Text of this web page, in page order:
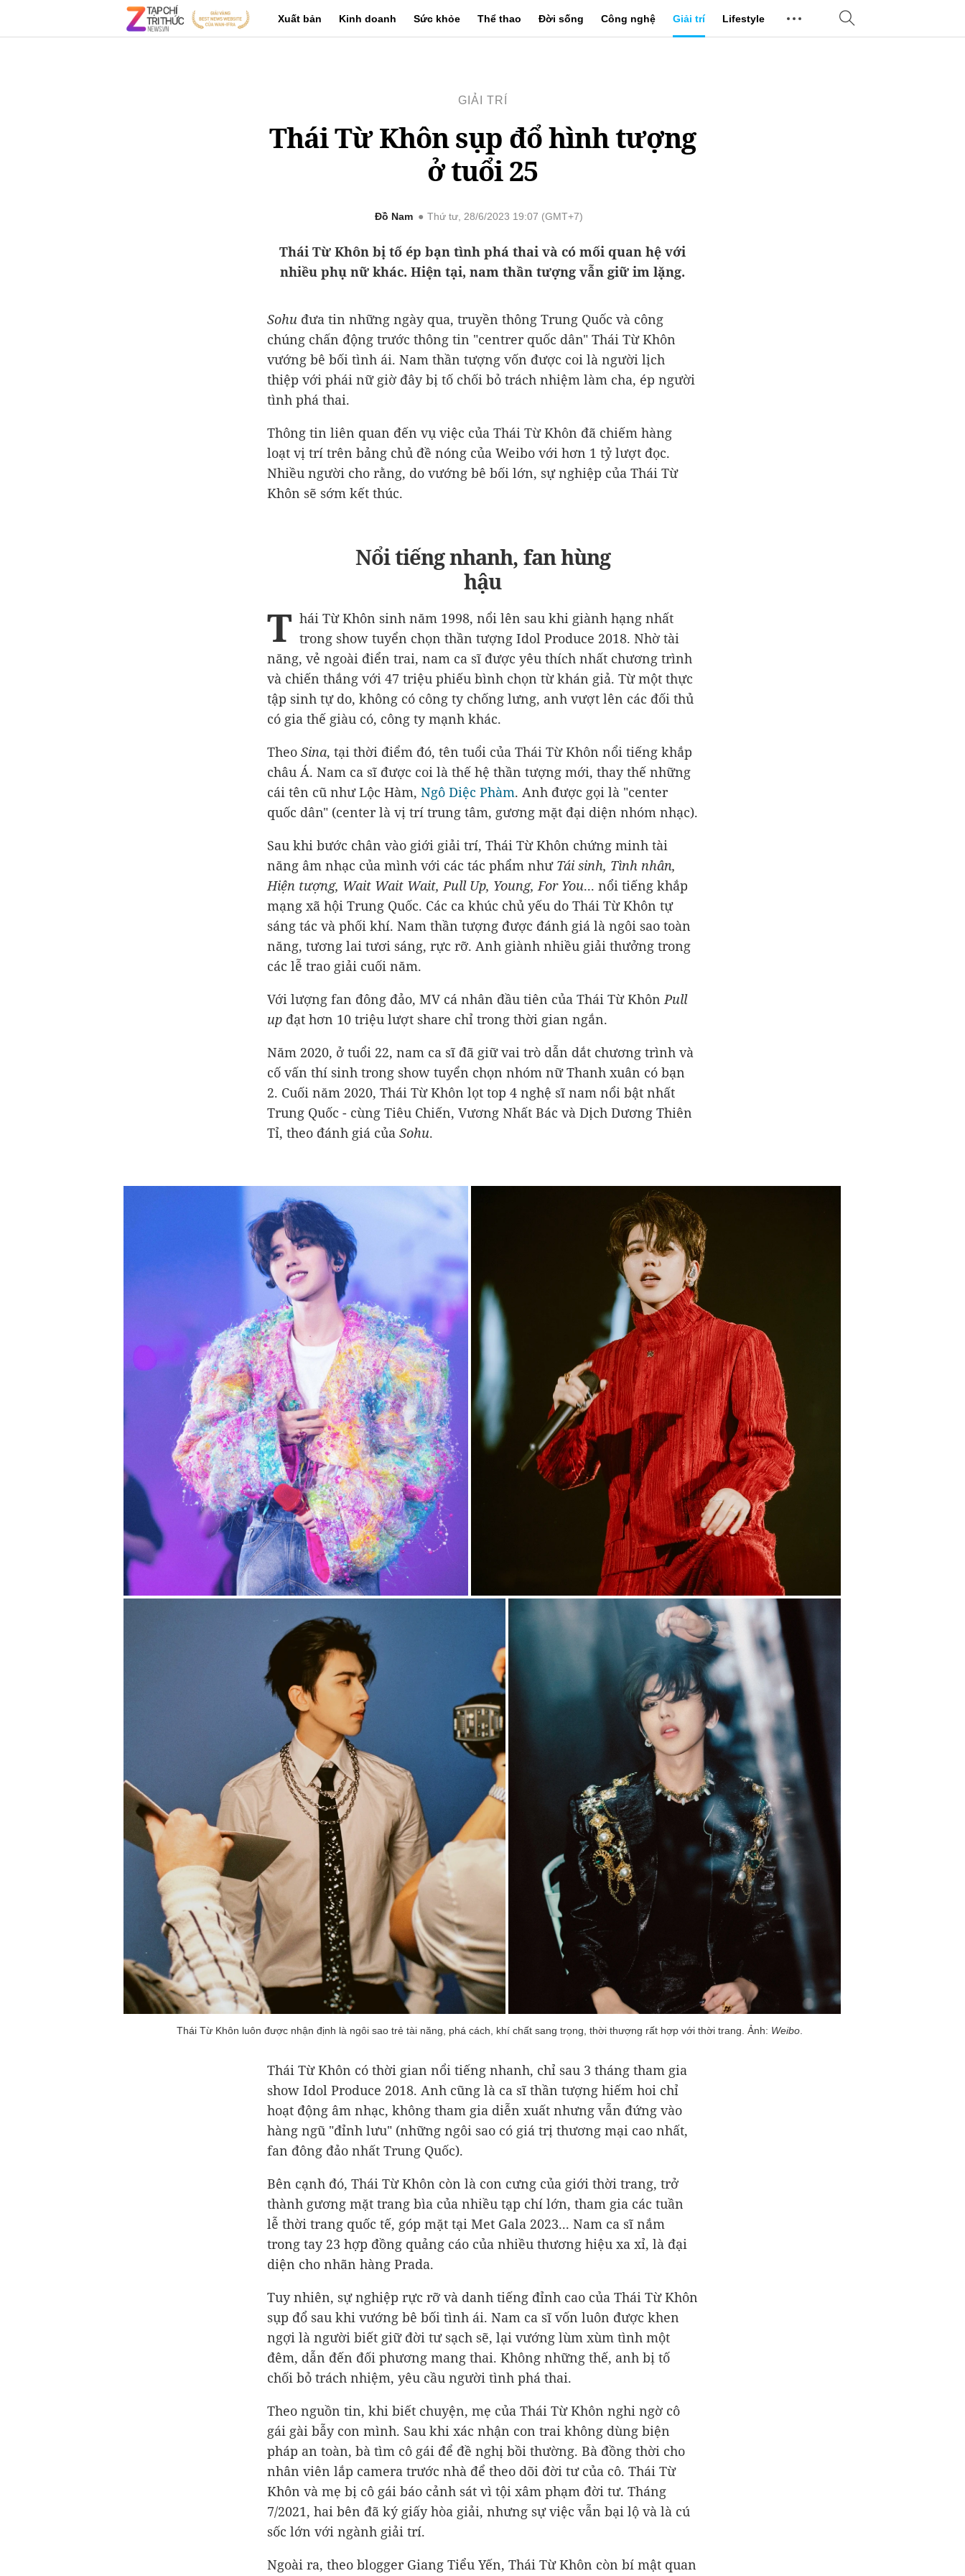
Xuất bản Kinh doanh Sức khỏe Thể thao Đời sống Công nghệ Giải trí Lifestyle
GIẢI TRÍ
Thái Từ Khôn sụp đổ hình tượng
ở tuổi 25
Đồ Nam Thứ tư, 28/6/2023 19:07 (GMT+7)
Thái Từ Khôn bị tố ép bạn tình phá thai và có mối quan hệ với
nhiều phụ nữ khác. Hiện tại, nam thần tượng vẫn giữ im lặng.
Sohu đưa tin những ngày qua, truyền thông Trung Quốc và công
chúng chấn động trước thông tin "centrer quốc dân" Thái Từ Khôn
vướng bê bối tình ái. Nam thần tượng vốn được coi là người lịch
thiệp với phái nữ giờ đây bị tố chối bỏ trách nhiệm làm cha, ép người
tình phá thai.
Thông tin liên quan đến vụ việc của Thái Từ Khôn đã chiếm hàng
loạt vị trí trên bảng chủ đề nóng của Weibo với hơn 1 tỷ lượt đọc.
Nhiều người cho rằng, do vướng bê bối lớn, sự nghiệp của Thái Từ
Khôn sẽ sớm kết thúc.
Nổi tiếng nhanh, fan hùng
hậu
T hái Từ Khôn sinh năm 1998, nổi lên sau khi giành hạng nhất
trong show tuyển chọn thần tượng Idol Produce 2018. Nhờ tài
năng, vẻ ngoài điển trai, nam ca sĩ được yêu thích nhất chương trình
và chiến thắng với 47 triệu phiếu bình chọn từ khán giả. Từ một thực
tập sinh tự do, không có công ty chống lưng, anh vượt lên các đối thủ
có gia thế giàu có, công ty mạnh khác.
Theo Sina, tại thời điểm đó, tên tuổi của Thái Từ Khôn nổi tiếng khắp
châu Á. Nam ca sĩ được coi là thế hệ thần tượng mới, thay thế những
cái tên cũ như Lộc Hàm, Ngô Diệc Phàm. Anh được gọi là "center
quốc dân" (center là vị trí trung tâm, gương mặt đại diện nhóm nhạc).
Sau khi bước chân vào giới giải trí, Thái Từ Khôn chứng minh tài
năng âm nhạc của mình với các tác phẩm như Tái sinh, Tình nhân,
Hiện tượng, Wait Wait Wait, Pull Up, Young, For You... nổi tiếng khắp
mạng xã hội Trung Quốc. Các ca khúc chủ yếu do Thái Từ Khôn tự
sáng tác và phối khí. Nam thần tượng được đánh giá là ngôi sao toàn
năng, tương lai tươi sáng, rực rỡ. Anh giành nhiều giải thưởng trong
các lễ trao giải cuối năm.
Với lượng fan đông đảo, MV cá nhân đầu tiên của Thái Từ KhônPull
up đạt hơn 10 triệu lượt share chỉ trong thời gian ngắn.
Năm 2020, ở tuổi 22, nam ca sĩ đã giữ vai trò dẫn dắt chương trình và
cố vấn thí sinh trong show tuyển chọn nhóm nữ Thanh xuân có bạn
2. Cuối năm 2020, Thái Từ Khôn lọt top 4 nghệ sĩ nam nổi bật nhất
Trung Quốc - cùng Tiêu Chiến, Vương Nhất Bác và Dịch Dương Thiên
Tỉ, theo đánh giá của Sohu.
Thái Từ Khôn luôn được nhận định là ngôi sao trẻ tài năng, phá cách, khí chất sang trọng, thời thượng rất hợp với thời trang. Ảnh: Weibo
Thái Từ Khôn có thời gian nổi tiếng nhanh, chỉ sau 3 tháng tham gia
show Idol Produce 2018. Anh cũng là ca sĩ thần tượng hiếm hoi chỉ
hoạt động âm nhạc, không tham gia diễn xuất nhưng vẫn đứng vào
hàng ngũ "đỉnh lưu" (những ngôi sao có giá trị thương mại cao nhất,
fan đông đảo nhất Trung Quốc).
Bên cạnh đó, Thái Từ Khôn còn là con cưng của giới thời trang, trở
thành gương mặt trang bìa của nhiều tạp chí lớn, tham gia các tuần
lễ thời trang quốc tế, góp mặt tại Met Gala 2023... Nam ca sĩ nắm
trong tay 23 hợp đồng quảng cáo của nhiều thương hiệu xa xỉ, là đại
diện cho nhãn hàng Prada.
Tuy nhiên, sự nghiệp rực rỡ và danh tiếng đỉnh cao của Thái Từ Khôn
sụp đổ sau khi vướng bê bối tình ái. Nam ca sĩ vốn luôn được khen
ngợi là người biết giữ đời tư sạch sẽ, lại vướng lùm xùm tình một
đêm, dẫn đến đối phương mang thai. Không những thế, anh bị tố
chối bỏ trách nhiệm, yêu cầu người tình phá thai.
Theo nguồn tin, khi biết chuyện, mẹ của Thái Từ Khôn nghi ngờ cô
gái gài bẫy con mình. Sau khi xác nhận con trai không dùng biện
pháp an toàn, bà tìm cô gái để đề nghị bồi thường. Bà đồng thời cho
nhân viên lắp camera trước nhà để theo dõi đời tư của cô. Thái Từ
Khôn và mẹ bị cô gái báo cảnh sát vì tội xâm phạm đời tư. Tháng
7/2021, hai bên đã ký giấy hòa giải, nhưng sự việc vẫn bại lộ và là cú
sốc lớn với ngành giải trí.
Ngoài ra, theo blogger Giang Tiểu Yến, Thái Từ Khôn còn bí mật quan